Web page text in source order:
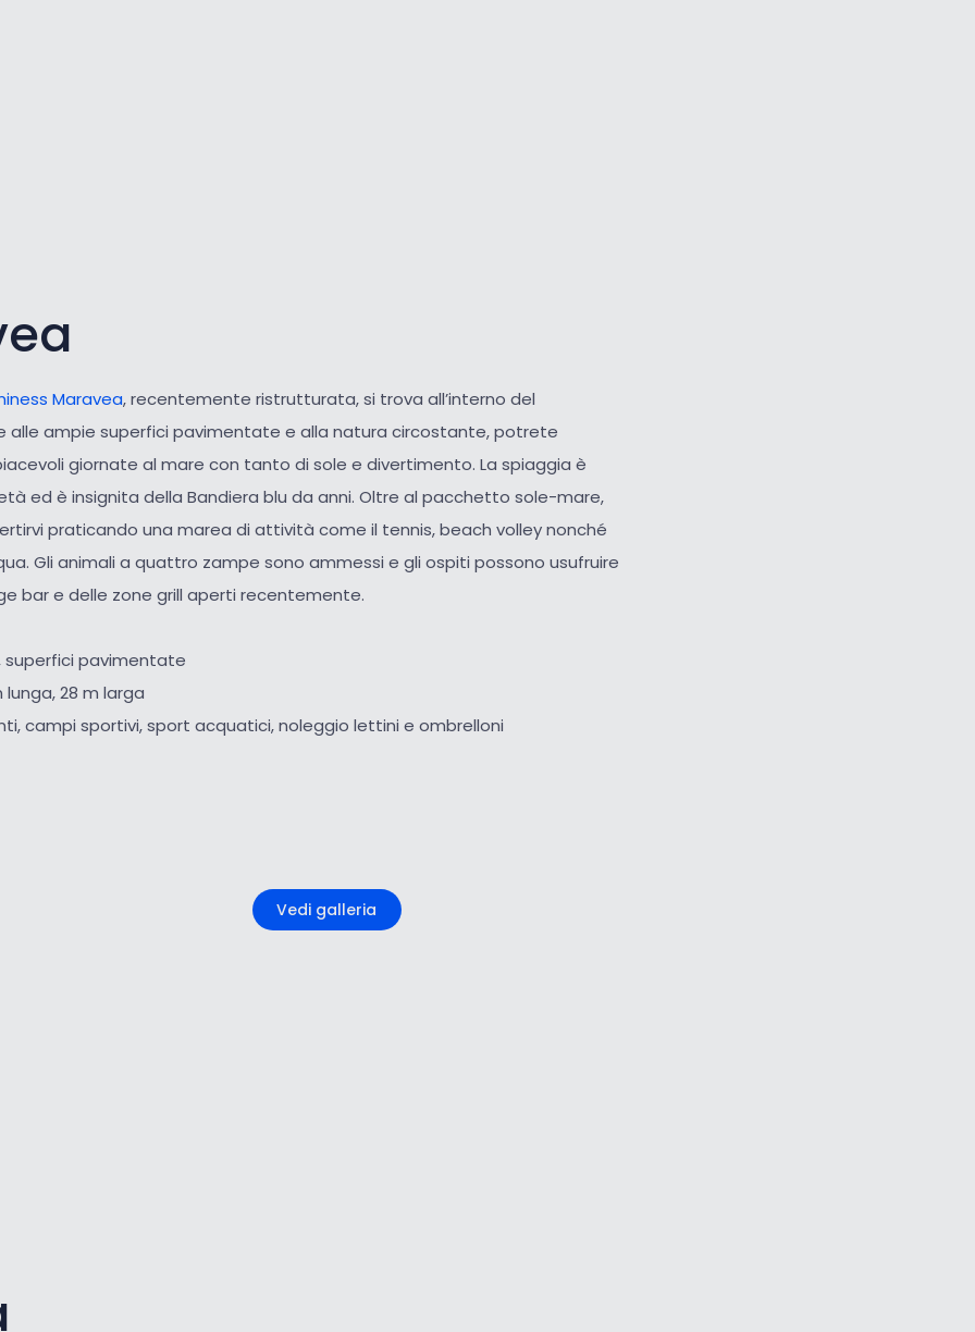
Maravea, recentemente ristrutturata, si trova all’interno del
alle ampie superfici pavimentate e alla natura circostante, potrete
giornate al mare con tanto di sole e divertimento. La spiaggia è
ed è insignita della Bandiera blu da anni. Oltre al pacchetto sole-mare,
praticando una marea di attività come il tennis, beach volley nonché
Gli animali a quattro zampe sono ammessi e gli ospiti possono usufruire
bar e delle zone grill aperti recentemente.
superfici pavimentate
lunga, 28 m larga
campi sportivi, sport acquatici, noleggio lettini e ombrelloni
Vedi galleria